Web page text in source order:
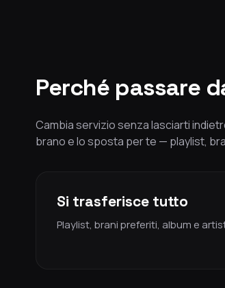
Perché passare
Cambia servizio senza lasciarti
brano e lo sposta per te — playlist,
Si trasferisce tutto
Playlist, brani preferiti, album e